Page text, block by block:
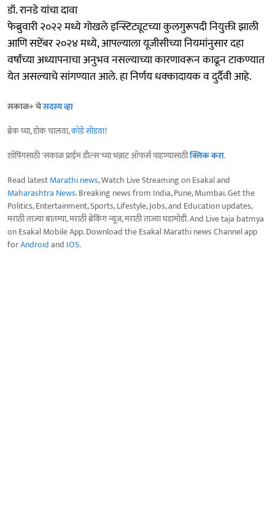
डॉ. रानडे यांचा दावा
फेब्रुवारी २०२२ मध्ये गोखले इन्स्टिट्यूटच्या कुलगुरूपदी नियुक्ती झाली
आणि सप्टेंबर २०२४ मध्ये, आपल्याला यूजीसीच्या नियमांनुसार दहा
वर्षांच्या अध्यापनाचा अनुभव नसल्याच्या कारणावरून काढून टाकण्यात
येत असल्याचे सांगण्यात आले. हा निर्णय धक्कादायक व दुर्दैवी आहे.
सकाळ+ चेसदस्य व्हा
ब्रेक घ्या, डोकं चालवा,कोडे सोडवा!
शॉपिंगसाठी 'सकाळ प्राईम डील्स'च्या भन्नाट ऑफर्स पाहण्यासाठीक्लिक करा.
Read latestMarathi news, Watch Live Streaming on Esakal and
Maharashtra News. Breaking news from India, Pune, Mumbai. Get the
Politics, Entertainment, Sports, Lifestyle, Jobs, and Education updates,
मराठी ताज्या बातम्या, मराठी ब्रेकिंग न्यूज, मराठी ताज्या घडामोडी. And Live taja batmya
on Esakal Mobile App. Download the Esakal Marathi news Channel app
forAndroidand IOS.